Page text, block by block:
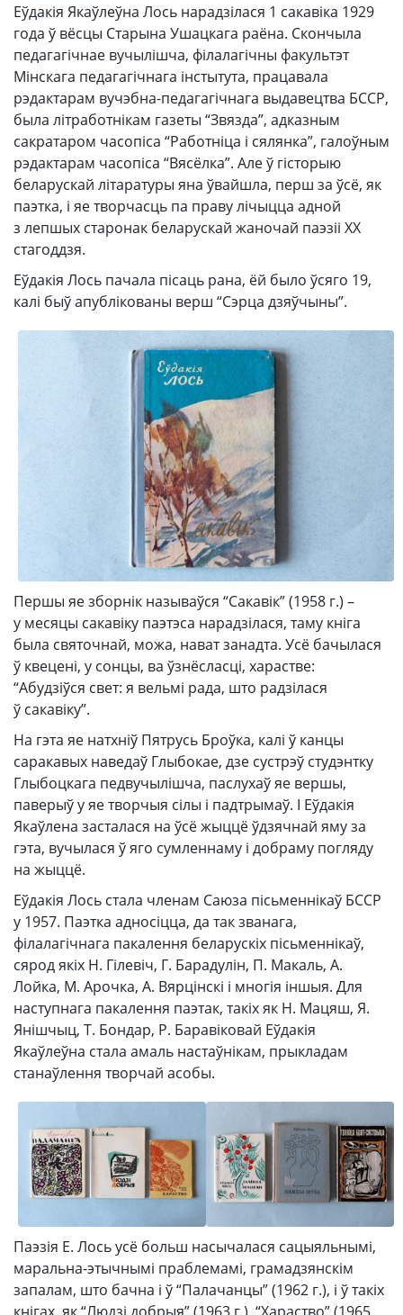
Еўдакія Якаўлеўна Лось нарадзілася 1 сакавіка 1929
года ў вёсцы Старына Ушацкага раёна. Скончыла
педагагічнае вучылішча, філалагічны факультэт
Мінскага педагагічнага інстытута, працавала
рэдактарам вучэбна-педагагічнага выдавецтва БССР,
была літработнікам газеты “Звязда”, адказным
сакратаром часопіса “Работніца і сялянка”, галоўным
рэдактарам часопіса “Вясёлка”. Але ў гісторыю
беларускай літаратуры яна ўвайшла, перш за ўсё, як
паэтка, і яе творчасць па праву лічыцца адной
з лепшых старонак беларускай жаночай паэзіі ХХ
стагоддзя.
Еўдакія Лось пачала пісаць рана, ёй было ўсяго 19,
калі быў апублікованы верш “Сэрца дзяўчыны”.
Першы яе зборнік называўся “Сакавік” (1958 г.) –
у месяцы сакавіку паэтэса нарадзілася, таму кніга
была святочнай, можа, нават занадта. Усё бачылася
ў квецені, у сонцы, ва ўзнёсласці, харастве:
“Абудзіўся свет: я вельмі рада, што радзілася
ў сакавіку”.
На гэта яе натхніў Пятрусь Броўка, калі ў канцы
саракавых наведаў Глыбокае, дзе сустрэў студэнтку
Глыбоцкага педвучылішча, паслухаў яе вершы,
паверыў у яе творчыя сілы і падтрымаў. І Еўдакія
Якаўлена засталася на ўсё жыццё ўдзячнай яму за
гэта, вучылася ў яго сумленнаму і добраму погляду
на жыццё.
Еўдакія Лось стала членам Саюза пісьменнікаў БССР
у 1957. Паэтка адносіцца, да так званага,
філалагічнага пакалення беларускіх пісьменнікаў,
сярод якіх Н. Гілевіч, Г. Барадулін, П. Макаль, А.
Лойка, М. Арочка, А. Вярцінскі і многія іншыя. Для
наступнага пакалення паэтак, такіх як Н. Мацяш, Я.
Янішчыц, Т. Бондар, Р. Баравіковай Еўдакія
Якаўлеўна стала амаль настаўнікам, прыкладам
станаўлення творчай асобы.
Паэзія Е. Лось усё больш насычалася сацыяльнымі,
маральна-этычнымі праблемамі, грамадзянскім
запалам, што бачна і ў “Палачанцы” (1962 г.), і ў такіх